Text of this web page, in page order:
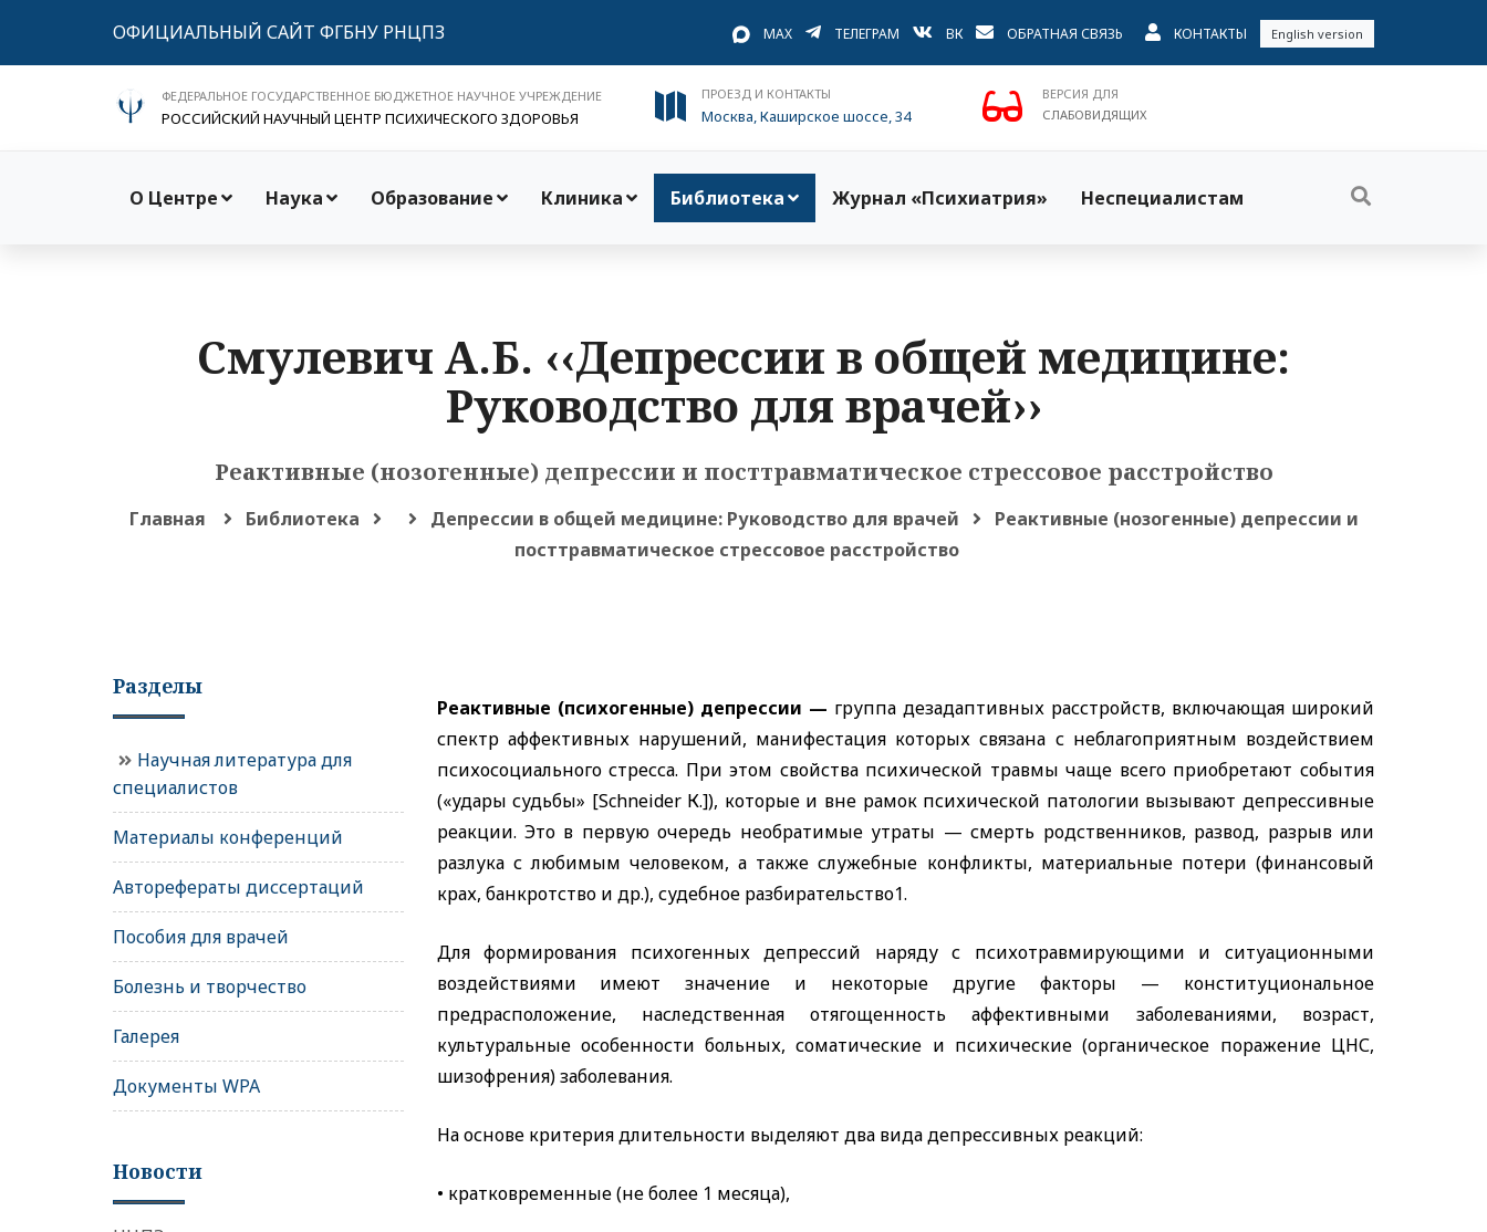
ОФИЦИАЛЬНЫЙ САЙТ ФГБНУ РНЦПЗ MAX ТЕЛЕГРАМ ВК ОБРАТНАЯ СВЯЗЬ КОНТАКТЫ English version
ФЕДЕРАЛЬНОЕ ГОСУДАРСТВЕННОЕ БЮДЖЕТНОЕ НАУЧНОЕ УЧРЕЖДЕНИЕ
РОССИЙСКИЙ НАУЧНЫЙ ЦЕНТР ПСИХИЧЕСКОГО ЗДОРОВЬЯ
ПРОЕЗД И КОНТАКТЫ
Москва, Каширское шоссе, 34
ВЕРСИЯ ДЛЯ
СЛАБОВИДЯЩИХ
О Центре Наука Образование Клиника Библиотека Журнал «Психиатрия» Неспециалистам
Смулевич А.Б. ‹‹Депрессии в общей медицине:
Руководство для врачей››
Реактивные (нозогенные) депрессии и посттравматическое стрессовое расстройство
Главная Библиотека Депрессии в общей медицине: Руководство для врачей
Реактивные (нозогенные) депрессии и
посттравматическое стрессовое расстройство
Реактивные (психогенные) депрессии — группа дезадаптивных расстройств, включающая широкий
спектр аффективных нарушений, манифестация которых связана с неблагоприятным воздействием
психосоциального стресса. При этом свойства психической травмы чаще всего приобретают события
(«удары судьбы» [Schneider К.]), которые и вне рамок психической патологии вызывают депрессивные
реакции. Это в первую очередь необратимые утраты — смерть родственников, развод, разрыв или
разлука с любимым человеком, а также служебные конфликты, материальные потери (финансовый
крах, банкротство и др.), судебное разбирательство1.
Для формирования психогенных депрессий наряду с психотравмирующими и ситуационными
воздействиями имеют значение и некоторые другие факторы — конституциональное
предрасположение, наследственная отягощенность аффективными заболеваниями, возраст,
культуральные особенности больных, соматические и психические (органическое поражение ЦНС,
шизофрения) заболевания.
На основе критерия длительности выделяют два вида депрессивных реакций:
• кратковременные (не более 1 месяца),
Разделы
Научная литература для
специалистов
Материалы конференций
Авторефераты диссертаций
Пособия для врачей
Болезнь и творчество
Галерея
Документы WPA
Новости